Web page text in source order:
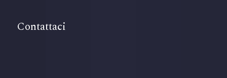
Contattaci